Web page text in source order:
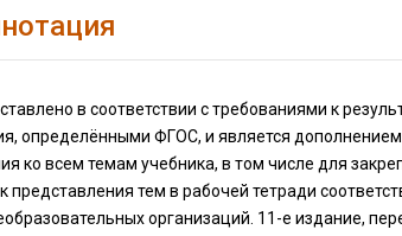
в соответствии с требованиями к
определёнными ФГОС, и является
ко всем темам учебника, в том числе для
представления тем в рабочей тетради
организаций. 11-е издание,